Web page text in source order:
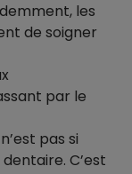
les
de soigner
par le
pas si
C’est